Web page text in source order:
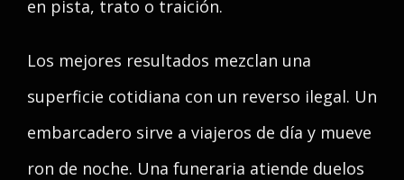
en pista, trato o traición.
Los mejores resultados mezclan una
superficie cotidiana con un reverso ilegal. Un
embarcadero sirve a viajeros de día y mueve
ron de noche. Una funeraria atiende duelos